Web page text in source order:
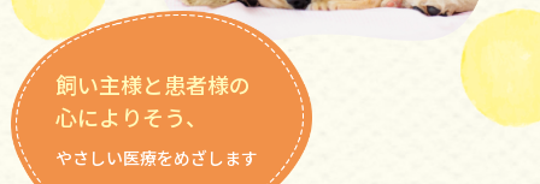
飼い主様と患者様の
心によりそう、
やさしい医療をめざします